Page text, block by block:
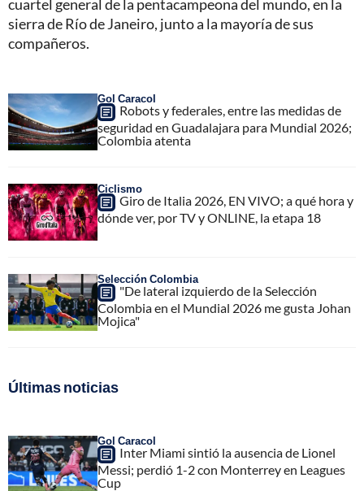
cuartel general de la pentacampeona del mundo, en la
sierra de Río de Janeiro, junto a la mayoría de sus
compañeros.
Gol Caracol
Robots y federales, entre las medidas de
seguridad en Guadalajara para Mundial 2026;
Colombia atenta
Ciclismo
Giro de Italia 2026, EN VIVO; a qué hora y
dónde ver, por TV y ONLINE, la etapa 18
Selección Colombia
"De lateral izquierdo de la Selección
Colombia en el Mundial 2026 me gusta Johan
Mojica"
Últimas noticias
Gol Caracol
Inter Miami sintió la ausencia de Lionel
Messi; perdió 1-2 con Monterrey en Leagues
Cup